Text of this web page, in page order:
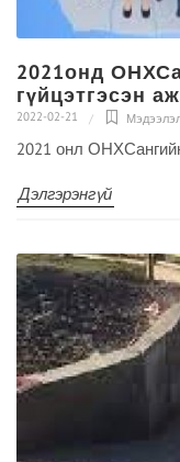
2021онд
гүйцэтгэсэн
2022-02-21
2021 онл
Дэлгэрэнгүй